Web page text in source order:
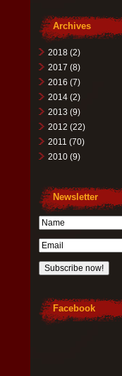
Archives
2018 (2)
2017 (8)
2016 (7)
2014 (2)
2013 (9)
2012 (22)
2011 (70)
2010 (9)
Newsletter
Facebook